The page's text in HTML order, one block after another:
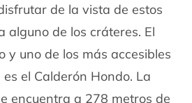
de la vista de estos
alguno de los cráteres. El
y uno de los más accesibles
el Calderón Hondo. La
encuentra a 278 metros de